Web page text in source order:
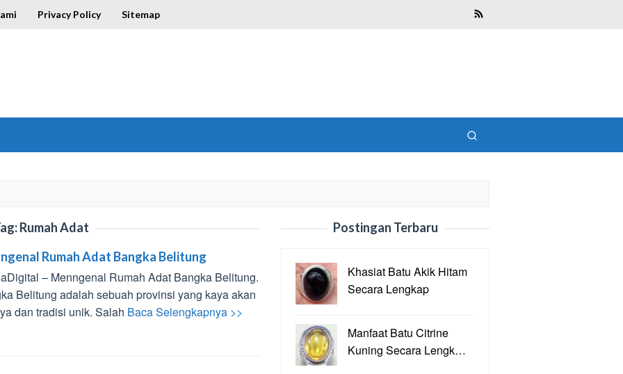
Privacy Policy Sitemap
Rumah Adat
Rumah Adat Bangka Belitung
– Menngenal Rumah Adat Bangka Belitung.
Belitung adalah sebuah provinsi yang kaya akan
dan tradisi unik. Salah Baca Selengkapnya >>
Postingan Terbaru
Khasiat Batu Akik Hitam
Secara Lengkap
Manfaat Batu Citrine
Kuning Secara Lengk…